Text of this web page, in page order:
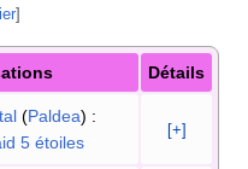
]
Détails
(Paldea) :
5 étoiles
[+]